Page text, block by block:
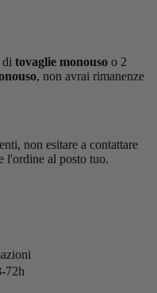
di tovaglie monouso o 2
, non avrai rimanenze
non esitare a contattare
l'ordine al posto tuo.
72h